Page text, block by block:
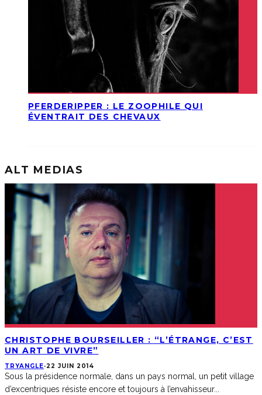
PFERDERIPPER : LE ZOOPHILE QUI
ÉVENTRAIT DES CHEVAUX
ALT MEDIAS
CHRISTOPHE BOURSEILLER : “L’ÉTRANGE, C’EST
UN ART DE VIVRE”
TRYANGLE·22 JUIN 2014
Sous la présidence normale, dans un pays normal, un petit village
d’excentriques résiste encore et toujours à l’envahisseur...